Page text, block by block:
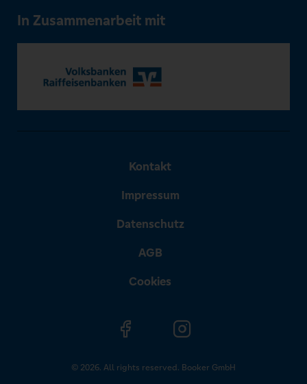
In Zusammenarbeit mit
Kontakt
Impressum
Datenschutz
AGB
Cookies
© 2026. All rights reserved. Booker GmbH